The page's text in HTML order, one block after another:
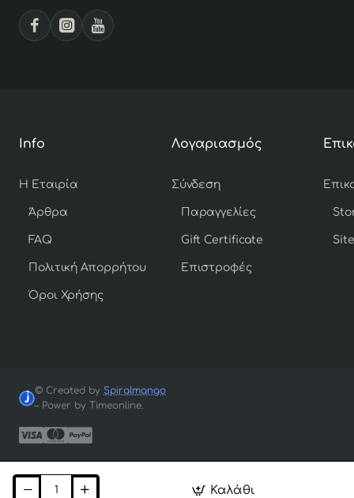
Καλάθι
Info
Η Εταιρία
Άρθρα
FAQ
Πολιτική Απορρήτου
Όροι Χρήσης
Λογαριασμός
Σύνδεση
Παραγγελίες
Gift Certificate
Επιστροφές
© Created by Spiralmango
– Power by Timeonline.